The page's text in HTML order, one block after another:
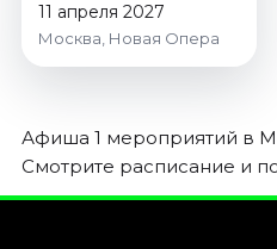
Декабрь 2026
Выставки
Сентябрь 2026
Октябрь 2026
Декабрь 2026
11 апреля 2027
Москва, Новая Опера
Афиша 1 мероприятий в
Смотрите расписание и